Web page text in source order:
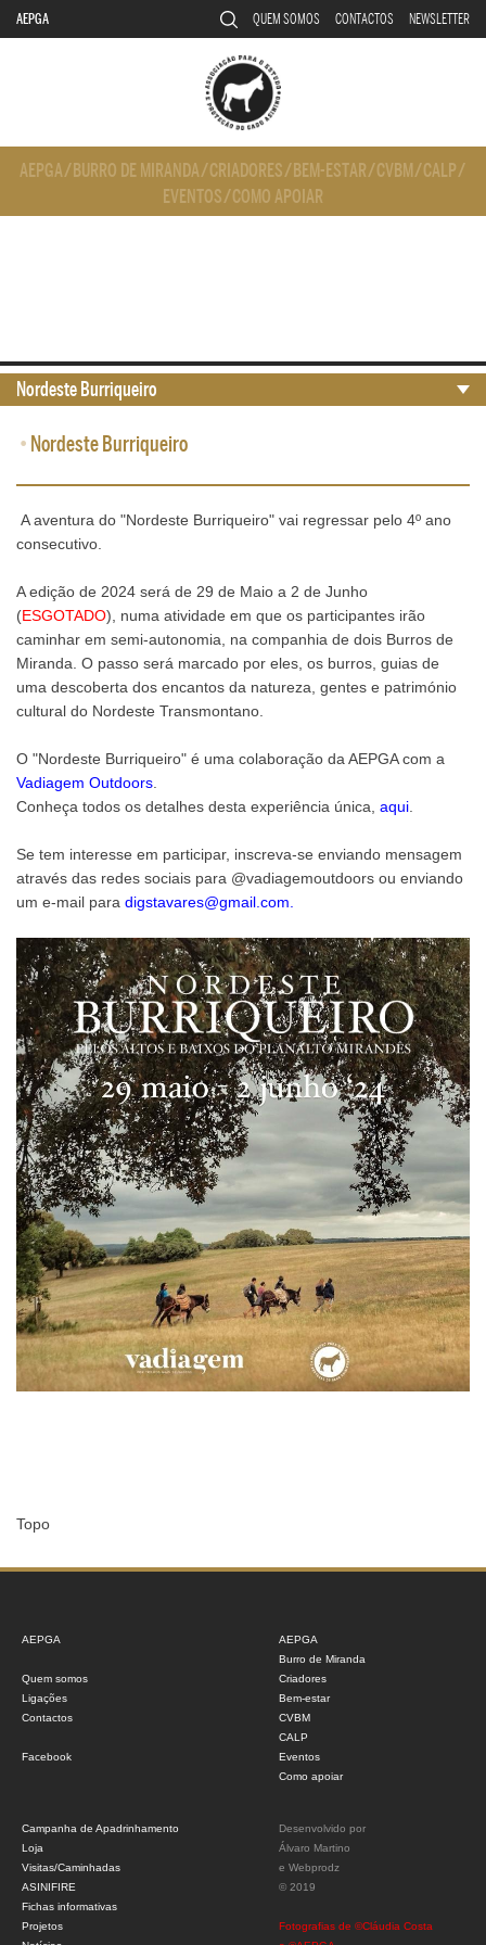
AEPGA QUEM SOMOS CONTACTOS NEWSLETTER
AEPGA/ BURRO DE MIRANDA/CRIADORES/ BEM-ESTAR/CVBM/CALP/
EVENTOS/COMO APOIAR
• Nordeste Burriqueiro
A aventura do "Nordeste Burriqueiro" vai regressar pelo 4º ano
consecutivo.
A edição de 2024 será de 29 de Maio a 2 de Junho
(ESGOTADO), numa atividade em que os participantes irão
caminhar em semi-autonomia, na companhia de dois Burros de
Miranda. O passo será marcado por eles, os burros, guias de
uma descoberta dos encantos da natureza, gentes e património
cultural do Nordeste Transmontano.
O "Nordeste Burriqueiro" é uma colaboração da AEPGA com a
Vadiagem Outdoors
Conheça todos os detalhes desta experiência única, aqui
Se tem interesse em participar, inscreva-se enviando mensagem
através das redes sociais para @vadiagemoutdoors ou enviando
um e-mail para digstavares@gmail.com.
Topo
Nordeste Burriqueiro
AEPGA
Quem somos
Ligações
Contactos
Facebook
AEPGA
Burro de Miranda
Criadores
Bem-estar
CVBM
CALP
Eventos
Como apoiar
Campanha de Apadrinhamento
Loja
Visitas/Caminhadas
ASINIFIRE
Fichas informativas
Projetos
Desenvolvido por
Álvaro Martino
e Webprodz
© 2019
Fotografias de ©Cláudia Costa